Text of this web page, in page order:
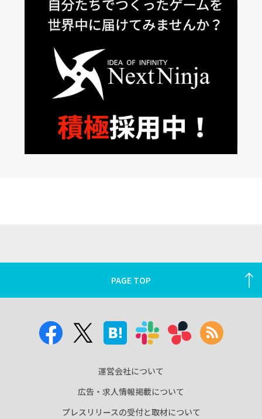
PAGE TOP
運営会社について
広告・求人情報掲載について
プレスリリースの受付と取材について